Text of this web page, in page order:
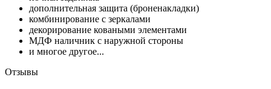
дополнительная защита (броненакладки)
комбинирование с зеркалами
декорирование коваными элементами
МДФ наличник с наружной стороны
и многое другое...
Отзывы